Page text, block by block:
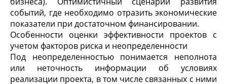
событий, где необходимо отразить экономические
показатели при достаточном финансировании.
Особенности оценки эффективности проектов с
учетом факторов риска и неопределенности
Под неопределенностью понимается неполнота
или неточность информации об условиях
реализации проекта, в том числе связанных с ними